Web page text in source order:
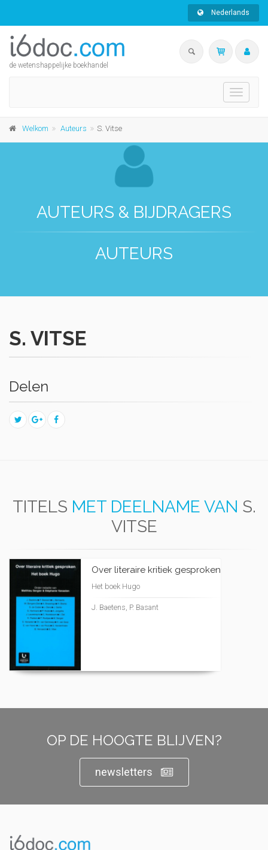
Nederlands
de wetenshappelijke boekhandel
Toggle
Welkom Auteurs S. Vitse
AUTEURS & BIJDRAGERS
AUTEURS
S. VITSE
Delen
TITELS MET DEELNAME VAN S.
VITSE
Over literaire kritiek gesproken
Het boek Hugo
J. Baetens, P. Basant
OP DE HOOGTE BLIJVEN?
newsletters